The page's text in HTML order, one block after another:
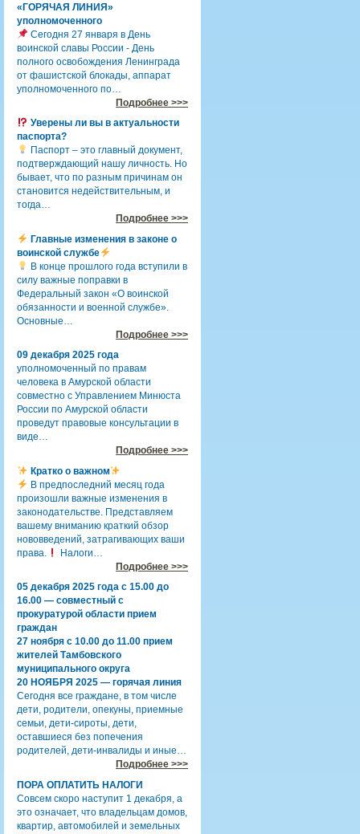
«ГОРЯЧАЯ ЛИНИЯ»
уполномоченного
Сегодня 27 января в День
воинской славы России - День
полного освобождения Ленинграда
от фашистской блокады, аппарат
уполномоченного по…
Подробнее >>>
Уверены ли вы в актуальности
паспорта?
Паспорт – это главный документ,
подтверждающий нашу личность. Но
бывает, что по разным причинам он
становится недействительным, и
тогда…
Подробнее >>>
Главные изменения в законе о
воинской службе
В конце прошлого года вступили в
силу важные поправки в
Федеральный закон «О воинской
обязанности и военной службе».
Основные…
Подробнее >>>
09 декабря 2025 года
уполномоченный по правам
человека в Амурской области
совместно с Управлением Минюста
России по Амурской области
проведут правовые консультации в
виде…
Подробнее >>>
Кратко о важном
В предпоследний месяц года
произошли важные изменения в
законодательстве. Представляем
вашему вниманию краткий обзор
нововведений, затрагивающих ваши
права.
Налоги…
Подробнее >>>
05 декабря 2025 года с 15.00 до
16.00 — совместный с
прокуратурой области прием
граждан
27 ноября с 10.00 до 11.00 прием
жителей Тамбовского
муниципального округа
20 НОЯБРЯ 2025 — горячая линия
Сегодня все граждане, в том числе
дети, родители, опекуны, приемные
семьи, дети-сироты, дети,
оставшиеся без попечения
родителей, дети-инвалиды и иные…
Подробнее >>>
ПОРА ОПЛАТИТЬ НАЛОГИ
Совсем скоро наступит 1 декабря, а
это означает, что владельцам домов,
квартир, автомобилей и земельных